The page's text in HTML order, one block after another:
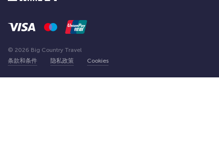
条款和条件 隐私政策 Cookies
© 2026 Big Country Travel